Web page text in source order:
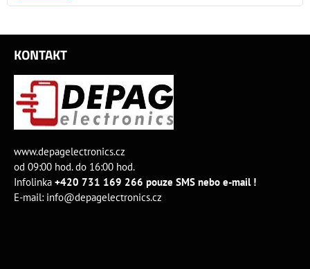
KONTAKT
www.depagelectronics.cz
od 09:00 hod. do 16:00 hod.
Infolinka +420 731 169 266 pouze SMS nebo e-mail !
E-mail: info@depagelectronics.cz